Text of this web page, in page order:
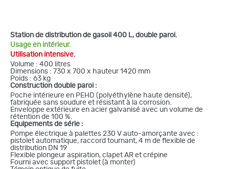
Station de distribution de gasoil 400 L, double paroi.
Usage en intérieur.
Utilisation intensive.
Volume : 400 litres
Dimensions : 730 x 700 x hauteur 1420 mm
Poids : 63 kg
Construction double paroi :
Poche intérieure en PEHD (polyéthylène haute densité),
fabriquée sans soudure et résistant à la corrosion.
Enveloppe extérieure en acier galvanisé avec un volume de
rétention de 100 %.
Equipements de série :
Pompe électrique à palettes 230 V auto-amorçante avec :
pistolet automatique, raccord tournant, 4 m de flexible de
distribution DN 19
Flexible plongeur aspiration, clapet AR et crépine
Fourni avec support pistolet (à monter)